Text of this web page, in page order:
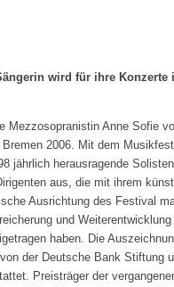
wird für ihre Konzerte
Mezzosopranistin Anne Sofie
2006. Mit dem
jährlich herausragende
aus, die mit ihrem
Ausrichtung des Festival
und
haben. Die
der Deutsche Bank Stiftung
Preisträger der